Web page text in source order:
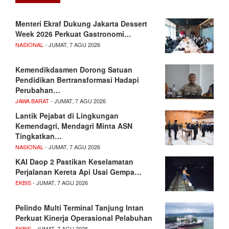
Menteri Ekraf Dukung Jakarta Dessert
Week 2026 Perkuat Gastronomi…
NASIONAL - JUMAT, 7 AGU 2026
Kemendikdasmen Dorong Satuan
Pendidikan Bertransformasi Hadapi
Perubahan…
JAWA BARAT- JUMAT, 7 AGU 2026
Lantik Pejabat di Lingkungan
Kemendagri, Mendagri Minta ASN
Tingkatkan…
NASIONAL - JUMAT, 7 AGU 2026
KAI Daop 2 Pastikan Keselamatan
Perjalanan Kereta Api Usai Gempa…
EKBIS- JUMAT, 7 AGU 2026
Pelindo Multi Terminal Tanjung Intan
Perkuat Kinerja Operasional Pelabuhan